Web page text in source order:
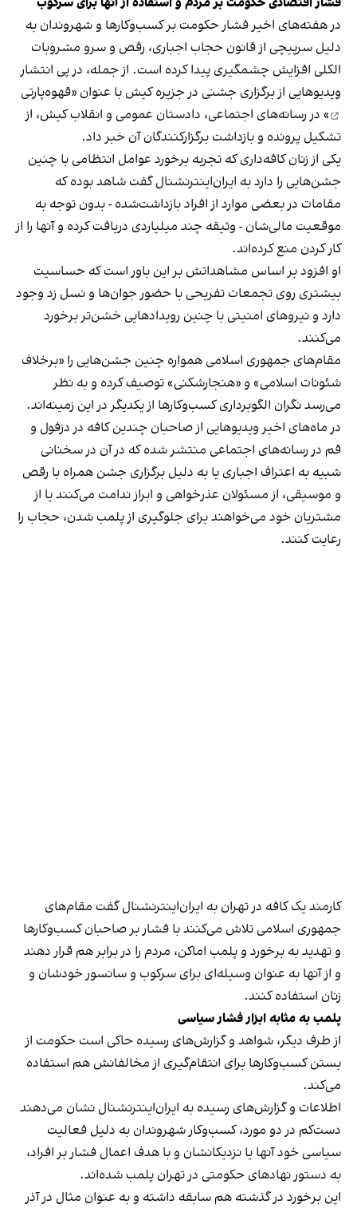
در هفته‌های اخیر فشار حکومت بر کسب‌وکارها و شهروندان به
دلیل سرپیچی از قانون حجاب اجباری، رقص و سرو مشروبات
الکلی افزایش چشمگیری پیدا کرده است. از جمله، در پی انتشار
ویدیوهایی از برگزاری جشنی در جزیره کیش با عنوان «قهوه‌پارتی
» در رسانه‌های اجتماعی، دادستان عمومی و انقلاب کیش، از
تشکیل پرونده و بازداشت برگزارکنندگان آن خبر داد.
یکی از زنان کافه‌داری که تجربه برخورد عوامل انتظامی با چنین
جشن‌هایی را دارد به ایران‌اینترنشنال گفت شاهد بوده که
مقامات در بعضی موارد از افراد بازداشت‌‌شده - بدون توجه به
موقعیت مالی‌شان - وثیقه چند میلیاردی دریافت کرده و آنها را از
کار کردن منع کرده‌اند.
او افزود بر اساس مشاهداتش بر این باور است که حساسیت
بیشتری روی تجمعات تفریحی با حضور جوان‌ها و نسل زد وجود
دارد و نیروهای امنیتی با چنین رویدادهایی خشن‌تر برخورد
می‌کنند.
مقام‌های جمهوری اسلامی همواره چنین جشن‌هایی را «برخلاف
شئونات اسلامی» و «هنجارشکنی» توصیف کرده و به نظر
می‌رسد نگران الگوبرداری کسب‌وکارها از یکدیگر در این زمینه‌اند.
در ماه‌های اخیر ویدیوهایی از صاحبان چندین کافه در دزفول و
قم در رسانه‌های اجتماعی منتشر شده که در آن در سخنانی
شبیه به اعتراف اجباری یا به دلیل برگزاری جشن همراه با رقص
و موسیقی، از مسئولان عذرخواهی و ابراز ندامت می‌کنند یا از
مشتریان خود می‌خواهند برای جلوگیری از پلمب شدن، حجاب را
رعایت کنند.
کارمند یک کافه در تهران به ایران‌اینترنشنال گفت مقام‌های
جمهوری اسلامی تلاش می‌کنند با فشار بر صاحبان کسب‌وکارها
و تهدید به برخورد و پلمب اماکن، مردم را در برابر هم قرار دهند
و از آنها به عنوان وسیله‌ای برای سرکوب و سانسور خودشان و
زنان استفاده کنند.
پلمب به مثابه ابزار فشار سیاسی
از طرف دیگر، شواهد و گزارش‌های رسیده حاکی است حکومت از
بستن کسب‌وکارها برای انتقام‌گیری از مخالفانش هم استفاده
می‌کند.
اطلاعات و گزارش‌های رسیده به ایران‌اینترنشنال نشان می‌دهند
دست‌کم در دو مورد، کسب‌وکار شهروندان به دلیل فعالیت
سیاسی خود آنها یا نزدیکانشان و با هدف اعمال فشار بر افراد،
به دستور نهادهای حکومتی در تهران پلمب شده‌اند.
این برخورد در گذشته هم سابقه داشته و به عنوان مثال در آذر